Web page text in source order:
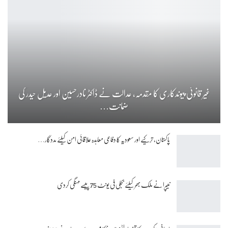
غیر قانونی پیوندکاری کا مقدمہ، عدالت نے ڈاکٹر نادرحسین اور عدیل حیدر کی
ضمانت…
پاکستان، ترکیے اور سعودیہ کا دفاعی معاہدہ علاقائی امن کیلئے مددگار…
نیپرا نے ملک بھر کیلئے بجلی فی یونٹ 75 پیسے مہنگی کردی